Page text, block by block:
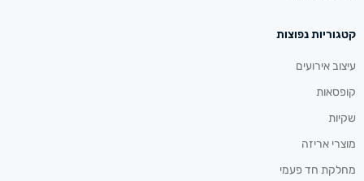
קטגוריות נפוצות
עיצוב אירועים
קופסאות
שקיות
מוצרי אריזה
מחלקת חד פעמי